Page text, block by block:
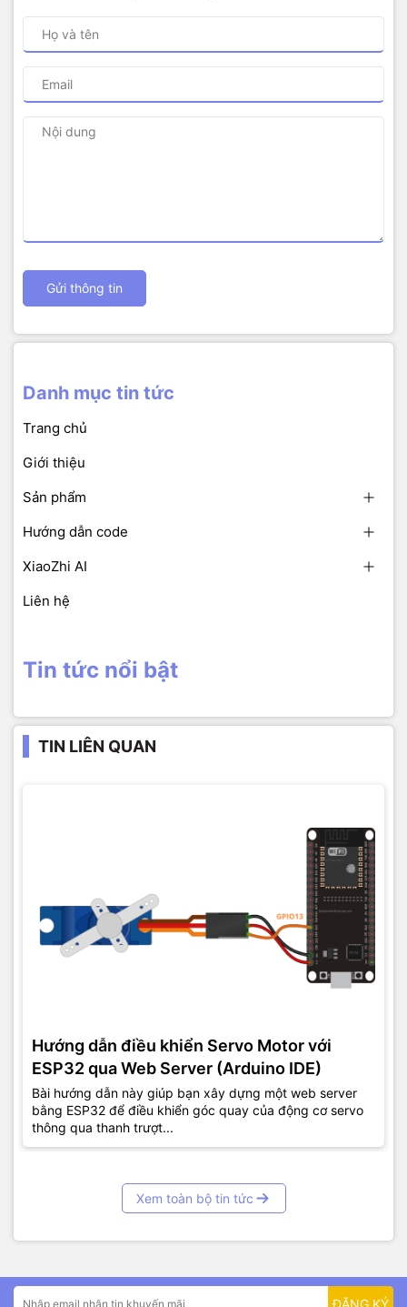
Gửi thông tin
Danh mục tin tức
Trang chủ
Giới thiệu
Sản phẩm
Hướng dẫn code
XiaoZhi AI
Liên hệ
Tin tức nổi bật
TIN LIÊN QUAN
Hướng dẫn điều khiển Servo Motor với
ESP32 qua Web Server (Arduino IDE)
Bài hướng dẫn này giúp bạn xây dựng một web server
bằng ESP32 để điều khiển góc quay của động cơ servo
thông qua thanh trượt...
Xem toàn bộ tin tức